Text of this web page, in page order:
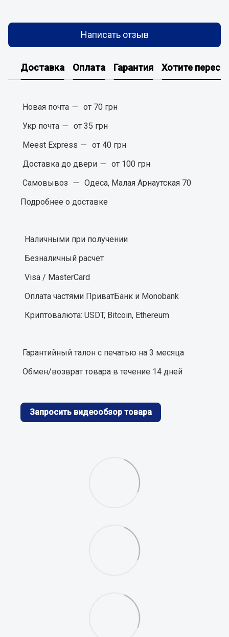
Написать отзыв
Доставка Оплата Гарантия Хотите
Новая почта —
от 70 грн
Укр почта —
от 35 грн
Meest Express — от 40 грн
Доставка до двери —от 100 грн
Самовывоз — Одеса, Малая Арнаутская 70
Подробнее о доставке
Наличными при получении
Безналичный расчет
Visa / MasterCard
Оплата частями ПриватБанк и Monobank
Криптовалюта: USDT, Bitcoin, Ethereum
Гарантийный талон с печатью на 3 месяца
Обмен/возврат товара в течение 14 дней
Запросить видеообзор товара